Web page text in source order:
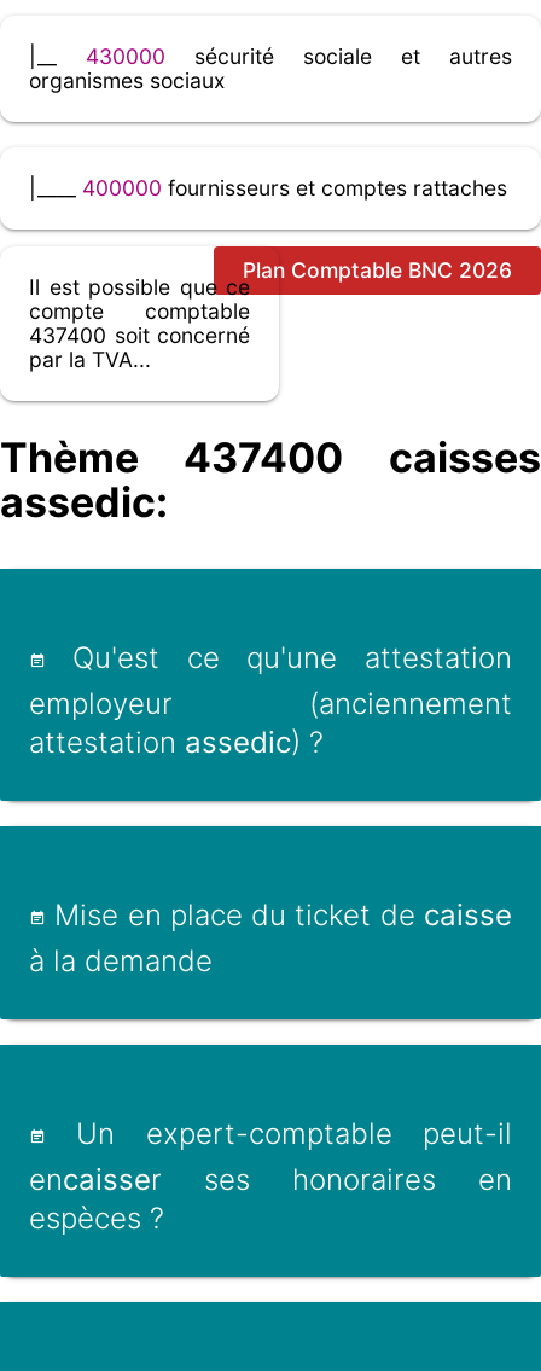
430000 sécurité sociale et autres
organismes sociaux
400000 fournisseurs et comptes rattaches
Plan Comptable BNC 2026
Il est possible que ce
compte comptable
437400 soit concerné
par la TVA...
Thème 437400 caisses
assedic:
Qu'est ce qu'une attestation
employeur (anciennement
attestation assedic) ?
Mise en place du ticket de caisse
à la demande
Un expert-comptable peut-il
encaisser ses honoraires en
espèces ?